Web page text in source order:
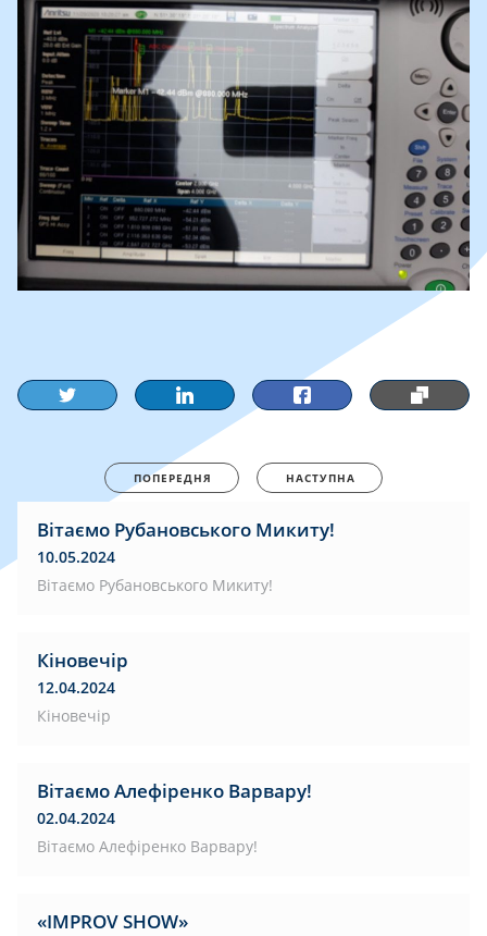
ПОПЕРЕДНЯ НАСТУПНА
Вітаємо Рубановського Микиту!
10.05.2024
Вітаємо Рубановського Микиту!
Кіновечір
12.04.2024
Кіновечір
Вітаємо Алефіренко Варвару!
02.04.2024
Вітаємо Алефіренко Варвару!
«IMPROV SHOW»